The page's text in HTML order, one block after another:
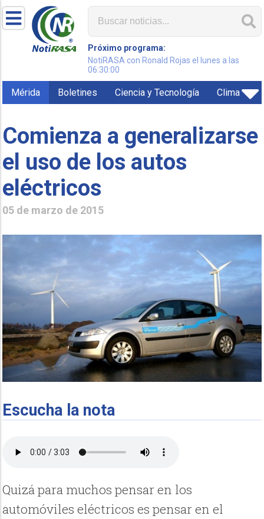
Próximo programa:
NotiRASA con Ronald Rojas el lunes a las
06:30:00
Mérida Boletines Ciencia y Tecnología Clima
Comienza a generalizarse
el uso de los autos
eléctricos
05 de marzo de 2015
Escucha la nota
Quizá para muchos pensar en los
automóviles eléctricos es pensar en el